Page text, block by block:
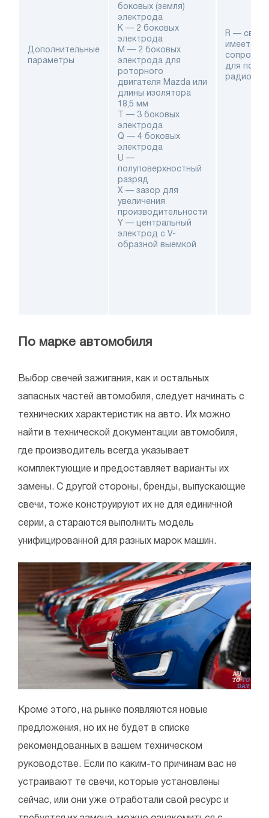
Дополнительные
параметры
боковых (земля)
электрода
K — 2 боковых
электрода
M — 2 боковых
электрода для
роторного
двигателя Mazda или
длины изолятора
18,5 мм
T — 3 боковых
электрода
Q — 4 боковых
электрода
U —
полуповерхностный
разряд
X — зазор для
увеличения
производительности
Y — центральный
электрод с V-
образной выемкой
R — свеча
имеет
для
По марке автомобиля
Выбор свечей зажигания, как и остальных
запасных частей автомобиля, следует начинать с
технических характеристик на авто. Их можно
найти в технической документации автомобиля,
где производитель всегда указывает
комплектующие и предоставляет варианты их
замены. С другой стороны, бренды, выпускающие
свечи, тоже конструируют их не для единичной
серии, а стараются выполнить модель
унифицированной для разных марок машин.
Кроме этого, на рынке появляются новые
предложения, но их не будет в списке
рекомендованных в вашем техническом
руководстве. Если по каким-то причинам вас не
устраивают те свечи, которые установлены
сейчас, или они уже отработали свой ресурс и